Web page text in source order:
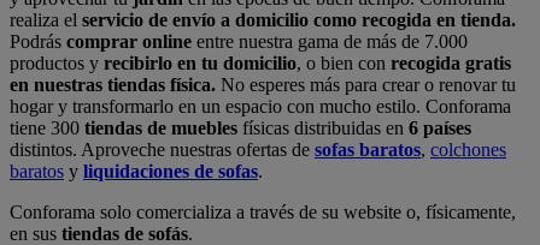
realiza el servicio de envío a domicilio como recogida en tienda.
Podrás comprar online entre nuestra gama de más de 7.000
productos y recibirlo en tu domicilio, o bien con recogida gratis
en nuestras tiendas física. No esperes más para crear o renovar tu
hogar y transformarlo en un espacio con mucho estilo. Conforama
tiene 300 tiendas de muebles físicas distribuidas en 6 países
distintos. Aproveche nuestras ofertas de sofas baratos, colchones
baratos y liquidaciones de sofas.
Conforama solo comercializa a través de su website o, físicamente,
en sus tiendas de sofás.